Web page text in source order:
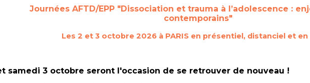
Journées AFTD/EPP "Dissociation et trauma à l’adolescence :
contemporains"
Les 2 et 3 octobre 2026 à PARIS en présentiel, distanciel et en
samedi 3 octobre seront l'occasion de se retrouver de nouveau !